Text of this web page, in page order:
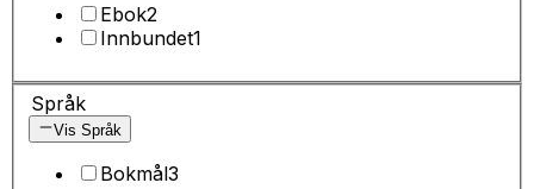
Ebok2
Innbundet1
Språk
Vis Språk
Bokmål3